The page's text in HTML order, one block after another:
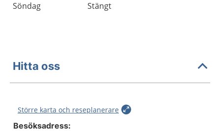
Söndag
Stängt
Hitta oss
Större karta och reseplanerare
Besöksadress: